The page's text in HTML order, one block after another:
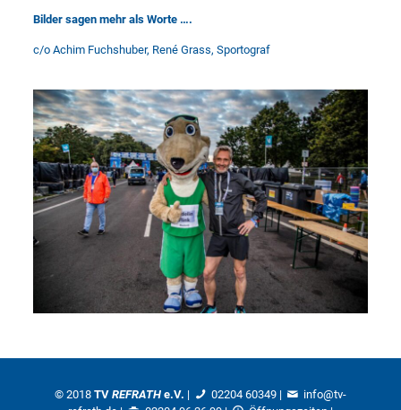
Bilder sagen mehr als Worte ….
c/o Achim Fuchshuber, René Grass, Sportograf
© 2018 TV REFRATHe.V. | 02204 60349 |
info@tv-